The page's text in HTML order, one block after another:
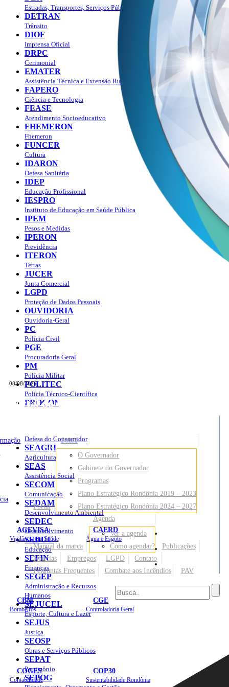
08/08/2026
Portal do Governo do
Rondônia
AGEVISA
Vigilância em Saúde
CAERD
Água e Esgoto
CBM
Bombeiros
CGE
Controladoria Geral
COGES
Contabilidade
COP30
Sustentabilidade Rondônia
Sites
Portal
Sobre
O Governador
Gabinete do Governador
Programas
Plano Estratégico Rondônia 2019 – 2023
Plano Estratégico Rondônia 2024 – 2027
Manual da marca
Agenda
Ver a agenda
Como agendar?
Publicações
Notícias
Empregos LGPD
Contato
Perguntas Frequentes
Combate aos Incêndios PAV
Estradas, Transportes, Serviços Públicos
DETRAN
Trânsito
DIOF
Imprensa Oficial
DRPC
Cerimonial
EMATER
Assistência Técnica e Extensão Rural
FAPERO
Ciência e Tecnologia
FEASE
Atendimento Socioeducativo
FHEMERON
Fhemeron
FUNCER
Cultura
IDARON
Defesa Sanitária
IDEP
Educação Profissional
IESPRO
Instituto de Educação em Saúde Pública
IPEM
Pesos e Medidas
IPERON
Previdência
ITERON
Terras
JUCER
Junta Comercial
LGPD
Proteção de Dados Pessoais
OUVIDORIA
Ouvidoria-Geral
PC
Polícia Civil
PGE
Procuradoria Geral
PM
Polícia Militar
POLITEC
Polícia Técnico-Científica
PROCON
Defesa do Consumidor
SEAGRI
Agricultura
SEAS
Assistência Social
SECOM
Comunicação
SEDAM
Desenvolvimento Ambiental
SEDEC
Desenvolvimento
SEDUC
Educação
SEFIN
Finanças
SEGEP
Administração e Recursos
Humanos
SEJUCEL
Esporte, Cultura e Lazer
SEJUS
Justiça
SEOSP
Obras e Serviços Públicos
SEPAT
Patrimônio
SEPOG